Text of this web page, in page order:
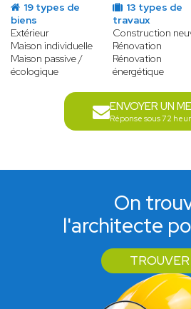
19 types de
biens
Extérieur
Maison individuelle
Maison passive /
écologique
13 types de
travaux
Construction
Rénovation
Rénovation
énergétique
ENVOYER UN
Réponse sous 72
On
l'architecte
TROUVER